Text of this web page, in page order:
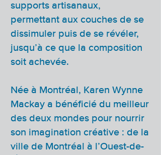
supports artisanaux,
permettant aux couches de se
dissimuler puis de se révéler,
jusqu’à ce que la composition
soit achevée.
Née à Montréal, Karen Wynne
Mackay a bénéficié du meilleur
des deux mondes pour nourrir
son imagination créative : de la
ville de Montréal à l’Ouest-de-